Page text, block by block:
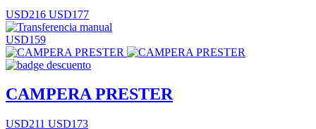
USD216 USD177
USD159
CAMPERA PRESTER
USD211 USD173